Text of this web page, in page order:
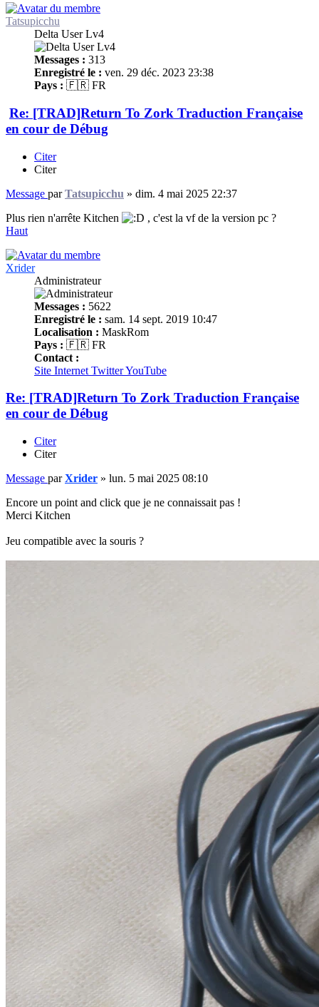
Tatsupicchu
Delta User Lv4
Messages : 313
Enregistré le : ven. 29 déc. 2023 23:38
Pays : 🇫🇷 FR
Re: [TRAD]Return To Zork Traduction Française
en cour de Débug
Citer
Citer
Message parTatsupicchu » dim. 4 mai 2025 22:37
Plus rien n'arrête Kitchen
, c'est la vf de la version pc ?
Haut
Xrider
Administrateur
Messages : 5622
Enregistré le : sam. 14 sept. 2019 10:47
Localisation : MaskRom
Pays : 🇫🇷 FR
Contact :
Site Internet TwitterYouTube
Re: [TRAD]Return To Zork Traduction Française
en cour de Débug
Citer
Citer
Message parXrider » lun. 5 mai 2025 08:10
Encore un point and click que je ne connaissait pas !
Merci Kitchen
Jeu compatible avec la souris ?